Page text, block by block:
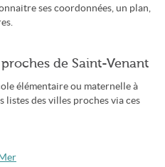
ses coordonnées, un plan,
de Saint-Venant
élémentaire ou maternelle à
listes des villes proches via ces